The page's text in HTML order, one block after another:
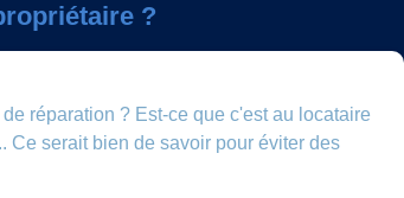
?
réparation ? Est-ce que c'est au locataire
Ce serait bien de savoir pour éviter des